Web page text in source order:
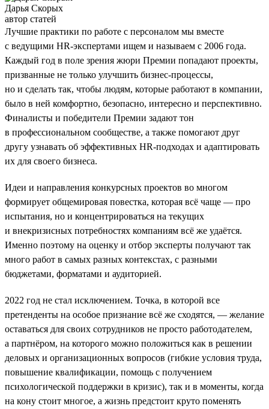
Дарья Скорых
автор статей
Лучшие практики по работе с персоналом мы вместе
с ведущими HR-экспертами ищем и называем с 2006 года.
Каждый год в поле зрения жюри Премии попадают проекты,
призванные не только улучшить бизнес-процессы,
но и сделать так, чтобы людям, которые работают в компании,
было в ней комфортно, безопасно, интересно и перспективно.
Финалисты и победители Премии задают тон
в профессиональном сообществе, а также помогают друг
другу узнавать об эффективных HR-подходах и адаптировать
их для своего бизнеса.
Идеи и направления конкурсных проектов во многом
формирует общемировая повестка, которая всё чаще — про
испытания, но и концентрироваться на текущих
и внекризисных потребностях компаниям всё же удаётся.
Именно поэтому на оценку и отбор эксперты получают так
много работ в самых разных контекстах, с разными
бюджетами, форматами и аудиторией.
2022 год не стал исключением. Точка, в которой все
претенденты на особое признание всё же сходятся, — желание
оставаться для своих сотрудников не просто работодателем,
а партнёром, на которого можно положиться как в решении
деловых и организационных вопросов (гибкие условия труда,
повышение квалификации, помощь с получением
психологической поддержки в кризис), так и в моменты, когда
на кону стоит многое, а жизнь предстоит круто поменять